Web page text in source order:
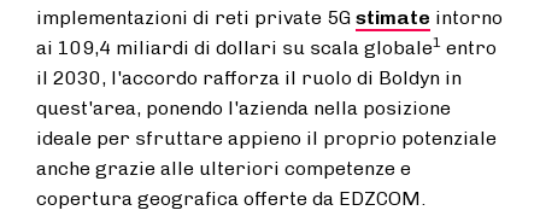
implementazioni di reti private 5G stimate intorno
ai 109,4 miliardi di dollari su scala globale1 entro
il 2030, l'accordo rafforza il ruolo di Boldyn in
quest'area, ponendo l'azienda nella posizione
ideale per sfruttare appieno il proprio potenziale
anche grazie alle ulteriori competenze e
copertura geografica offerte da EDZCOM.